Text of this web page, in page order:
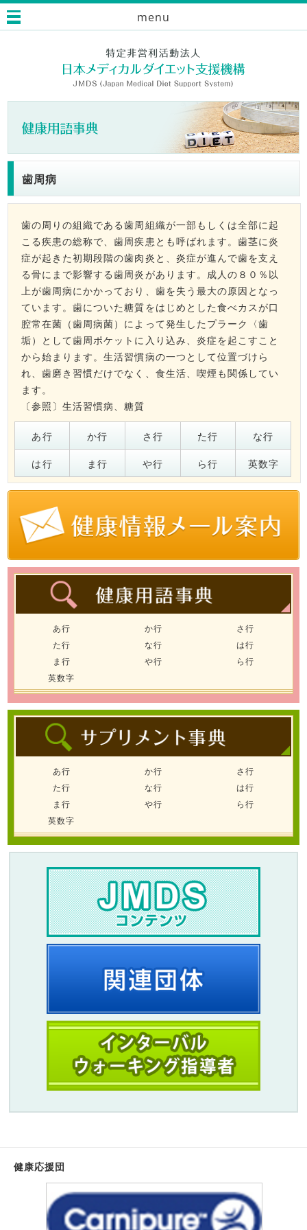
menu
歯周病
歯の周りの組織である歯周組織が一部もしくは全部に起
こる疾患の総称で、歯周疾患とも呼ばれます。歯茎に炎
症が起きた初期段階の歯肉炎と、炎症が進んで歯を支え
る骨にまで影響する歯周炎があります。成人の８０％以
上が歯周病にかかっており、歯を失う最大の原因となっ
ています。歯についた糖質をはじめとした食べカスが口
腔常在菌（歯周病菌）によって発生したプラーク〈歯
垢）として歯周ポケットに入り込み、炎症を起こすこと
から始まります。生活習慣病の一つとして位置づけら
れ、歯磨き習慣だけでなく、食生活、喫煙も関係してい
ます。
〔参照〕 生活習慣病、糖質
あ行 か行 さ行 た行 な行
は行 ま行 や行 ら行 英数字
あ行 か行
さ行
た行
な行
は行
ま行
や行
ら行
英数字
あ行 か行
さ行
た行
な行
は行
ま行
や行
ら行
英数字
健康応援団